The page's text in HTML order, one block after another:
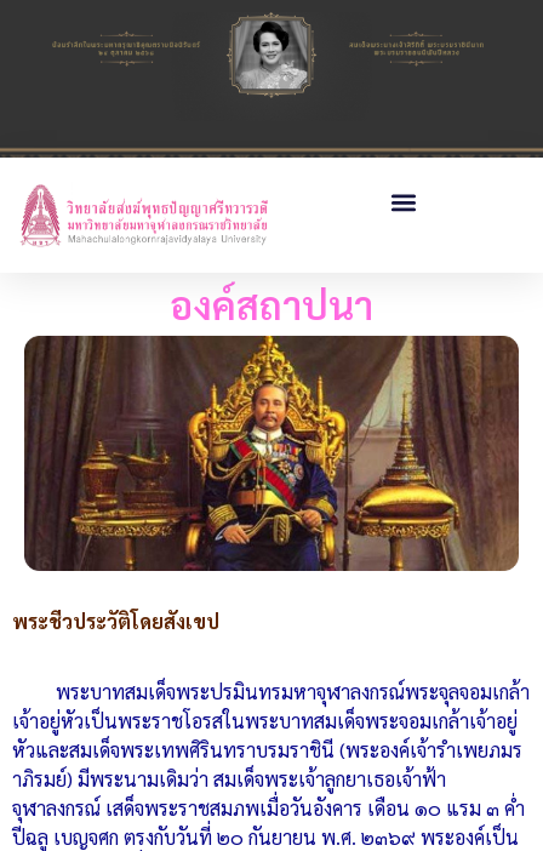
องค์สถาปนา
พระชีวประวัติโดยสังเขป
พระบาทสมเด็จพระปรมินทรมหาจุฬาลงกรณ์พระจุลจอมเกล้า
เจ้าอยู่หัวเป็นพระราชโอรสในพระบาทสมเด็จพระจอมเกล้าเจ้าอยู่
หัวและสมเด็จพระเทพศิรินทราบรมราชินี (พระองค์เจ้ารำเพยภมร
าภิรมย์) มีพระนามเดิมว่า สมเด็จพระเจ้าลูกยาเธอเจ้าฟ้า
จุฬาลงกรณ์ เสด็จพระราชสมภพเมื่อวันอังคาร เดือน ๑๐ แรม ๓ ค่ำ
ปีฉลู เบญจศก ตรงกับวันที่ ๒๐ กันยายน พ.ศ. ๒๓๖๙ พระองค์เป็น